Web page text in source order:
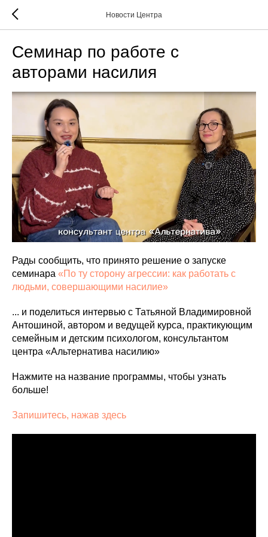
Новости Центра
Семинар по работе с
авторами насилия
Рады сообщить, что принято решение о запуске
семинара «По ту сторону агрессии: как работать с
людьми, совершающими насилие»
... и поделиться интервью с Татьяной Владимировной
Антошиной, автором и ведущей курса, практикующим
семейным и детским психологом, консультантом
центра «Альтернатива насилию»
Нажмите на название программы, чтобы узнать
больше!
Запишитесь, нажав здесь